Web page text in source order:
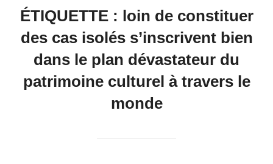
ÉTIQUETTE : loin de constituer
des cas isolés s’inscrivent bien
dans le plan dévastateur du
patrimoine culturel à travers le
monde